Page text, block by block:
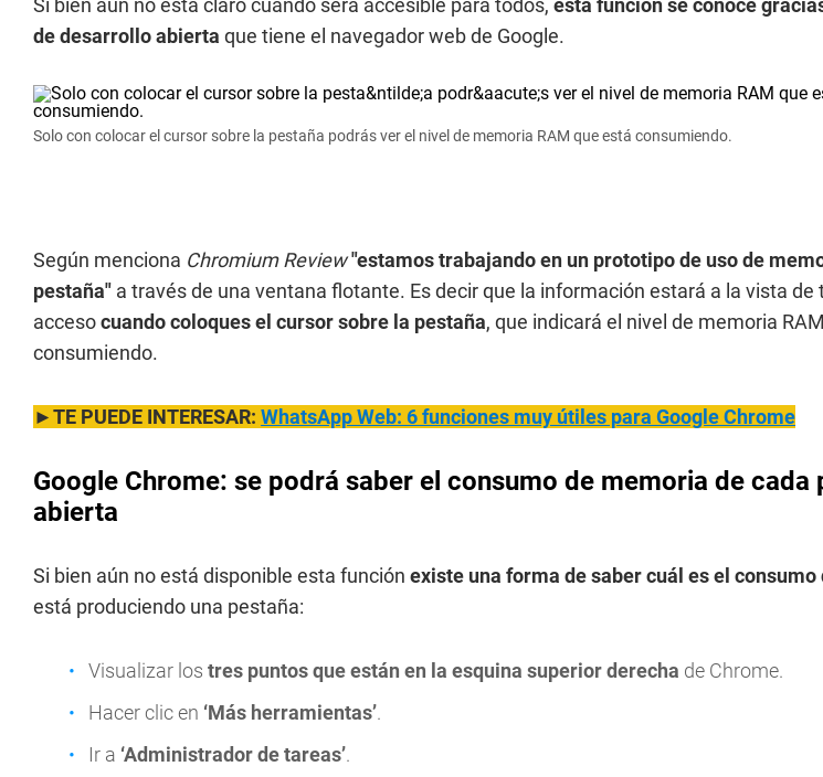
Si bien aún no está claro cuándo será accesible para todos, esta función se conoce
de desarrollo abierta que tiene el navegador web de Google.
Solo con colocar el cursor sobre la pestaña podrás ver el nivel de memoria RAM que está consumiendo.
Según menciona Chromium Review"estamos trabajando en un prototipo de uso de
pestaña" a través de una ventana flotante. Es decir que la información estará a la vista de
accesocuando coloques el cursor sobre la pestaña, que indicará el nivel de memoria
consumiendo.
►TE PUEDE INTERESAR: WhatsApp Web: 6 funciones muy útiles para Google Chrome
Google Chrome: se podrá saber el consumo de memoria de cada
abierta
Si bien aún no está disponible esta función existe una forma de saber cuál es el
está produciendo una pestaña:
Visualizar los tres puntos que están en la esquina superior derecha de Chrome.
Hacer clic en ‘Más herramientas’.
Ir a ‘Administrador de tareas’.